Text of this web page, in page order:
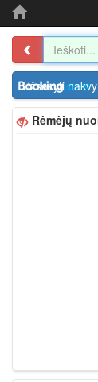
Užsakyti
Rėmėjų